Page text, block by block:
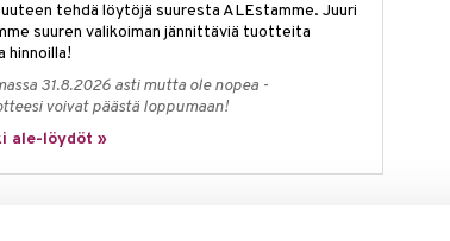
tehdä löytöjä suuresta ALEstamme. Juuri
suuren valikoiman jännittäviä tuotteita
hinnoilla!
31.8.2026 asti mutta ole nopea -
voivat päästä loppumaan!
ale-löydöt »